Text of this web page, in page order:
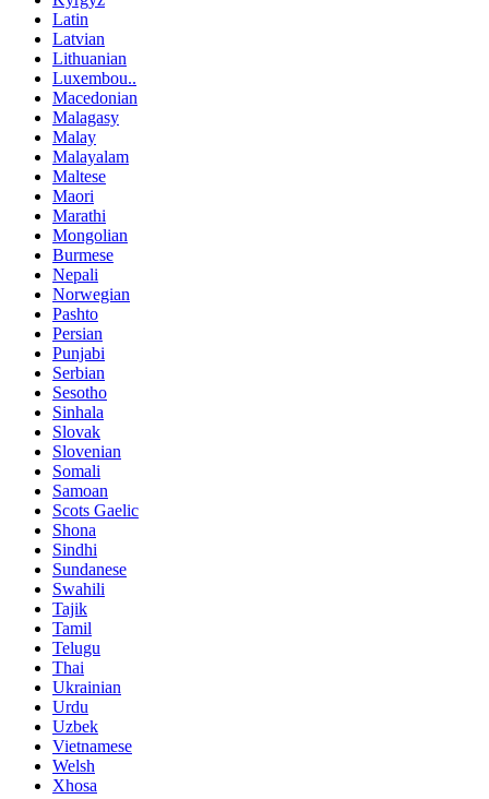
Latin
Latvian
Lithuanian
Luxembou..
Macedonian
Malagasy
Malay
Malayalam
Maltese
Maori
Marathi
Mongolian
Burmese
Nepali
Norwegian
Pashto
Persian
Punjabi
Serbian
Sesotho
Sinhala
Slovak
Slovenian
Somali
Samoan
Scots Gaelic
Shona
Sindhi
Sundanese
Swahili
Tajik
Tamil
Telugu
Thai
Ukrainian
Urdu
Uzbek
Vietnamese
Welsh
Xhosa